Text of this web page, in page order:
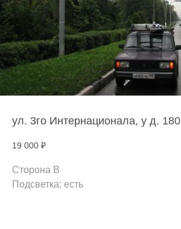
ул. 3го Интернационала, у д. 180
19 000 ₽
Сторона B
Подсветка: есть